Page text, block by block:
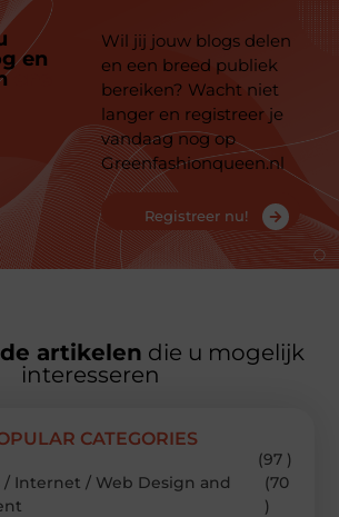
en
Wil jij jouw blogs delen
en een breed publiek
bereiken? Wacht niet
langer en registreer je
vandaag nog op
Greenfashionqueen.nl
Registreer nu!
artikelen die u mogelijk
interesseren
CATEGORIES
(97 )
/ Internet / Web Design and
(70
)